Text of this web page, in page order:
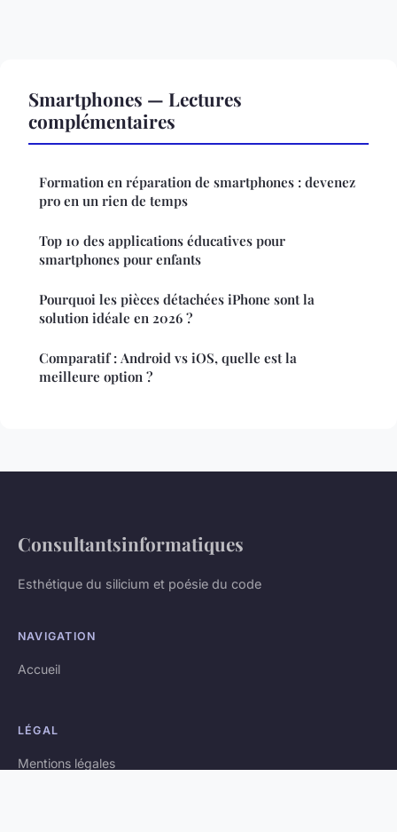
Smartphones — Lectures
complémentaires
Formation en réparation de smartphones : devenez
pro en un rien de temps
Top 10 des applications éducatives pour
smartphones pour enfants
Pourquoi les pièces détachées iPhone sont la
solution idéale en 2026 ?
Comparatif : Android vs iOS, quelle est la
meilleure option ?
Consultantsinformatiques
Esthétique du silicium et poésie du code
NAVIGATION
Accueil
LÉGAL
Mentions légales